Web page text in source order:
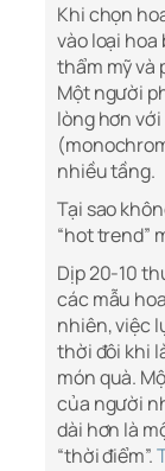
Khi chọn
vào loại hoa
thẩm mỹ và
Một người
lòng hơn
nhiều tầng.
Tại sao
“hot trend”
Dịp 20-10
các mẫu
nhiên, việc
thời đôi khi
món quà.
của người
dài hơn là
“thời điểm”.